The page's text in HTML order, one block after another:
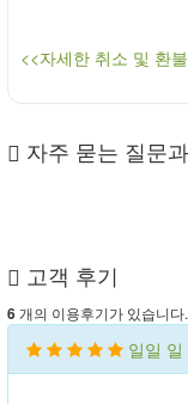
<<자세한 취소 및 환
자주 묻는 질문
고객 후기
6 개의 이용후기가 있습니다.
일일